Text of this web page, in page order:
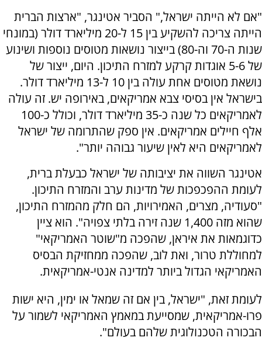
"אם לא הייתה ישראל," הסביר אטינגר, "ארצות הברית
הייתה צריכה להשקיע בין 15 ל-20 מיליארד דולר (במונחי
שנות ה-70 וה-80) בייצור נושאות מטוסים נוספות ושינוע
של 5-6 אוגדות קרקע למזרח התיכון. היום, ייצור של
נושאת מטוסים אחת עולה בין 10 ל-13 מיליארד דולר.
בישראל אין בסיסי צבא אמריקאים, באירופה יש. זה עולה
לאמריקאים כל שנה כ-35 מיליארד דולר, וכולל כ-100
אלף חיילים אמריקאים. אין ספק שהתרומה של ישראל
לאמריקאים היא לאין שיעור גבוהה יותר".
אטינגר השווה את יציבותה של ישראל כבעלת ברית,
לעומת ההפכפכות של מדינות ערב והמזרח התיכון.
"סעודיה, מצרים, האמירויות, הם חלק מהמזרח התיכון,
שהוא מזה 1,400 שנה זירה בלתי צפויה". הוא ציין
כדוגמאות את איראן, שהפכה מ"שוטר האמריקאי"
למחוללת טרור, ואת לוב, שהפכה ממחזיקת הבסיס
האמריקאי הגדול ביותר למדינה אנטי-אמריקאית.
לעומת זאת, "ישראל, בין אם זה שמאל או ימין, היא ישות
פרו-אמריקאית, שמסייעת במאמץ האמריקאי לשמור על
הבכורה הטכנולוגית שלהם בעולם".